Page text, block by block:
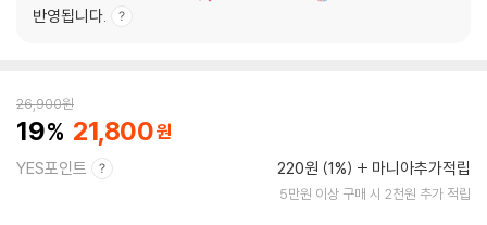
반영됩니다.
26,900원
19 21,800
YES포인트 220원 (1%) 마니아추가적립
5만원 이상 구매 시 2천원 추가 적립